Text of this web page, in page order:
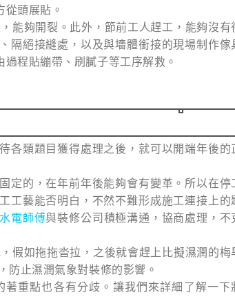
頭展貼。
能夠開裂。此外，節前工人趕工，能夠沒有
隔絕接縫處，以及與墻體銜接的現場制作傢
程貼繃帶、刷膩子等工序解救。
各類題目獲得處理之後，就可以開端年後的
定的，在年前年後能夠會有變革。所以在停
工藝能否明白，不然不難形成施工連接上的
水電師傅與裝修公司積極溝通，協商處理，不
假如拖拖沓拉，之後就會趕上比擬濕潤的梅
防止濕潤氣象對裝修的影響。
重點也各有分歧。讓我們來詳細了解一下